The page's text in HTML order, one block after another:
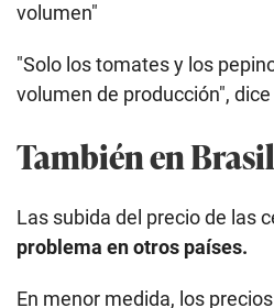
volumen"
"Solo los tomates y los
volumen de producción",
También en Brasil
Las subida del precio de las
problema en otros países.
En menor medida, los